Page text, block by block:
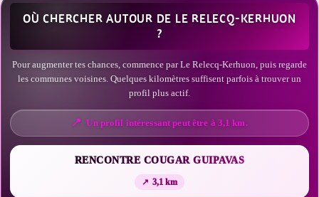
OÙ CHERCHER AUTOUR DE LE RELECQ-KERHUON
?
Pour augmenter tes chances, commence par Le Relecq-Kerhuon, puis regarde
les communes voisines. Quelques kilomètres suffisent parfois à trouver un
profil plus actif.
Un profil intéressant peut être à 3,1 km.
RENCONTRE COUGAR GUIPAVAS
3,1 km